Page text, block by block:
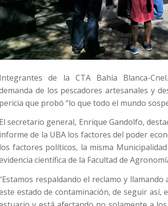
Integrantes de la CTA Bahía Blanca-
de los pescadores artesanales y
pericia que probó “lo que todo el mundo
El secretario general, Enrique Gandolfo,
informe de la UBA los factores del poder
los factores políticos, la misma
científica de la Facultad de
respaldando el reclamo y llamando
estado de contaminación, de seguir así,